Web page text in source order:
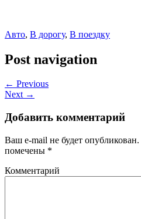
Авто, В дорогу, В поездку
Post navigation
← Previous
Next →
Добавить комментарий
Ваш e-mail не будет опубликован.
помечены *
Комментарий